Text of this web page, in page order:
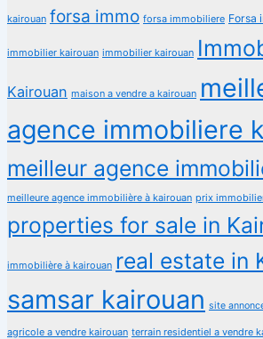
kairouan forsa immo forsa immobiliere Forsa
immobilier kairouan immobilier kairouan
Kairouan maison a vendre a kairouan
agence immobiliere
meilleur agence
meilleure agence immobilière à kairouan prix
properties for sale in
immobilière à kairouan real estate in
samsar kairouan site
agricole a vendre kairouan terrain residentiel a vendre